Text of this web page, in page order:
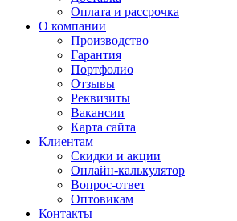
Оплата и рассрочка
О компании
Производство
Гарантия
Портфолио
Отзывы
Реквизиты
Вакансии
Карта сайта
Клиентам
Скидки и акции
Онлайн-калькулятор
Вопрос-ответ
Оптовикам
Контакты